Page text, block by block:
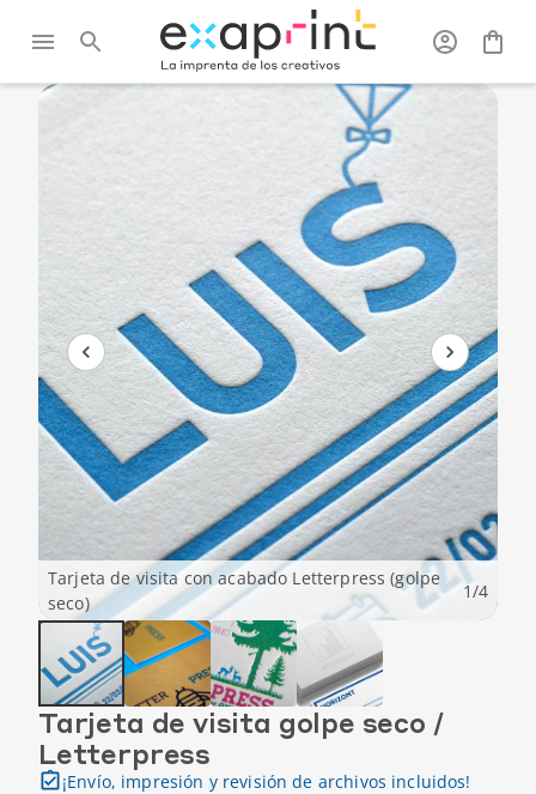
Tarjeta de visita golpe
seco / Letterpress
Tarjeta de visita con acabado Letterpress (golpe
seco)
1/4
Tarjeta de visita golpe seco /
Letterpress
¡Envío, impresión y revisión de archivos incluidos!